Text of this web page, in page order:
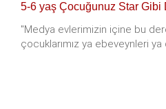
5-6 yaş Çocuğunuz Star Gibi
"Medya evlerimizin içine bu
çocuklarımız ya ebeveynleri ya